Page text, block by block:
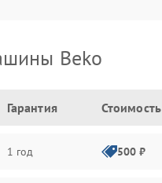
Beko
Гарантия Стоимость
1 год 500 ₽